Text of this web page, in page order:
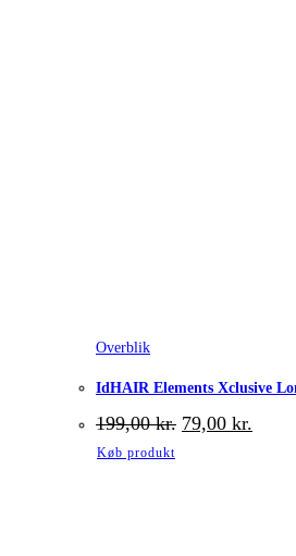
Overblik
IdHAIR Elements Xclusive
199,00kr. Den
oprindelige
79,00 kr.
Køb produkt